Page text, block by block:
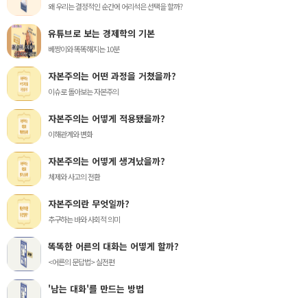
왜 우리는 결정적인 순간에 어리석은 선택을 할까?
유튜브로 보는 경제학의 기본
베짱이와 똑똑해지는 10분
자본주의는 어떤 과정을 거쳤을까?
이슈로 돌아보는 자본주의
자본주의는 어떻게 적용됐을까?
이해관계와 변화
자본주의는 어떻게 생겨났을까?
체제와 사고의 전환
자본주의란 무엇일까?
추구하는 바와 사회적 의미
똑똑한 어른의 대화는 어떻게 할까?
<어른의 문답법> 실전편
'남는 대화'를 만드는 방법